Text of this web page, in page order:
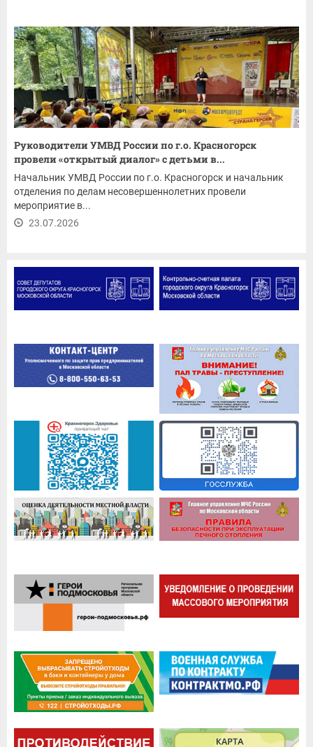
Руководители УМВД России по г.о. Красногорск
провели «открытый диалог» с детьми в...
Начальник УМВД России по г.о. Красногорск и начальник
отделения по делам несовершеннолетних провели
мероприятие в...
23.07.2026